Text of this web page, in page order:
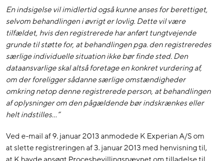
En indsigelse vil imidlertid også kunne anses for berettiget,
selvom behandlingen i øvrigt er lovlig. Dette vil være
tilfældet, hvis den registrerede har anført tungtvejende
grunde til støtte for, at behandlingen pga. den registreredes
særlige individuelle situation ikke bør finde sted. Den
dataansvarlige skal altså foretage en konkret vurdering af,
om der foreligger sådanne særlige omstændigheder
omkring netop denne registrerede person, at behandlingen
af oplysninger om den pågældende bør indskrænkes eller
helt indstilles…”
Ved e-mail af 9. januar 2013 anmodede K Experian A/S om
at slette registreringen af 3. januar 2013 med henvisning til,